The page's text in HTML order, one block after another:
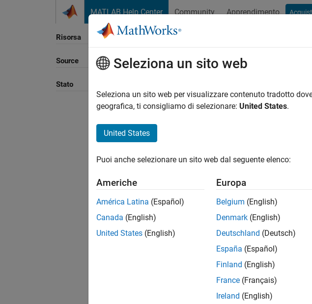
MATLAB Help Center Community Apprendimento
Risorsa
Source
Stato
Seleziona un sito web
Seleziona un sito web per visualizzare contenuto tradotto
geografica, ti consigliamo di selezionare: United States.
United States
Puoi anche selezionare un sito web dal seguente elenco:
Americhe
América Latina (Español)
Canada (English)
United States (English)
Europa
Belgium (English)
Denmark (English)
Deutschland (Deutsch)
España (Español)
Finland (English)
France (Français)
Ireland (English)